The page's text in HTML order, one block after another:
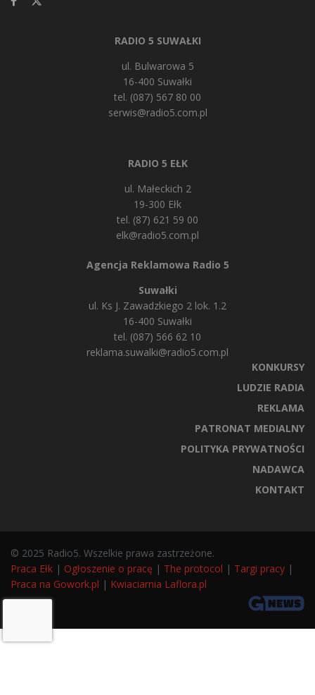
RADIO 5 SUWAŁKI
ul. Bulwarowa 5
16-400 Suwałki
tel. (087) 567 80 00
serwis@radio5.com.pl
RADIO 5 EŁK
ul. Małeckich 2
19-300 Ełk
tel. (87) 621 59 00
elk@radio5.com.pl
Agencja Reklamowa Radio 5
Suwałki
ul. Ks J. Zawadzkiego 2 lok. 1.2
16-400 Suwałki
tel. (087) 566 62 10
reklama.suwalki@radio5.com.pl
KONKURSY
LUDZIE RADIA
REKLAMA
PATRONAT MEDIALNY
POLITYKA PRYWATNOŚCI
NADAWCA
KONTAKT
© 2025 Radio5. Wszelkie prawa zastrzeżone.
Praca Ełk | Ogłoszenie o pracę | The protocol | Targi pracy |
Praca na Gowork.pl | Kwiaciarnia Laflora.pl